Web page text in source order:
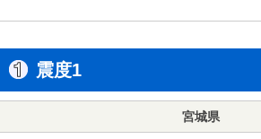
震度1
宮城県